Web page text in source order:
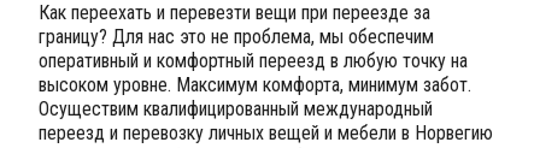
Как переехать и перевезти вещи при переезде за
границу? Для нас это не проблема, мы обеспечим
оперативный и комфортный переезд в любую точку на
высоком уровне. Максимум комфорта, минимум забот.
Осуществим квалифицированный международный
переезд и перевозку личных вещей и мебели в Норвегию